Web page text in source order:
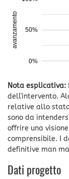
0%
50%
avanzamento
Nota esplicativa:
dell'intervento.
relative allo
sono da
offrire una
comprensibile. I
definitive man
Dati progetto